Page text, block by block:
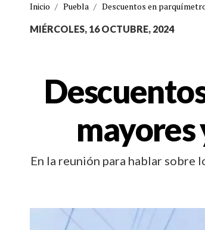
Inicio / Puebla / Descuentos en
MIÉRCOLES, 16 OCTUBRE, 2024
mayores
En la reunión para hablar sobre